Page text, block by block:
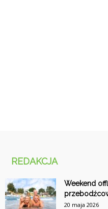
REDAKCJA
Weekend
20 maja 2026